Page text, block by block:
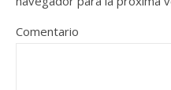
Comentario